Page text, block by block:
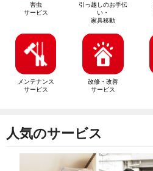
害虫
サービス
引っ越しのお手伝
い・
家具移動
メンテナンス
サービス
改修・改善
サービス
人気のサービス